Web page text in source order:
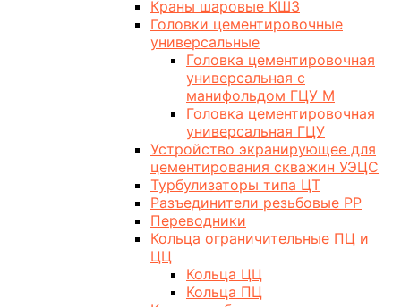
Краны шаровые КШЗ
Головки цементировочные
универсальные
Головка цементировочная
универсальная с
манифольдом ГЦУ М
Головка цементировочная
универсальная ГЦУ
Устройство экранирующее для
цементирования скважин УЭЦС
Турбулизаторы типа ЦТ
Разъединители резьбовые РР
Переводники
Кольца ограничительные ПЦ и
ЦЦ
Кольца ЦЦ
Кольца ПЦ